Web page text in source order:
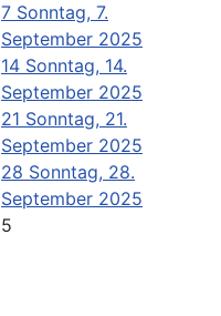
7 Sonntag, 7.
September 2025
14 Sonntag, 14.
September 2025
21 Sonntag, 21.
September 2025
28 Sonntag, 28.
September 2025
5